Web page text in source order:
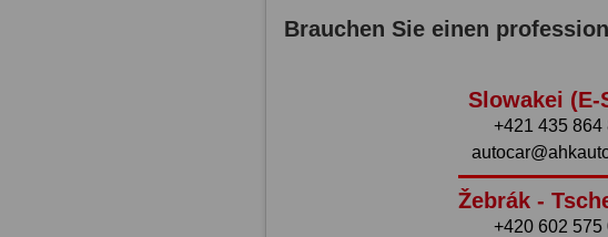
Brauchen Sie einen
Slowakei (E-
+421 435 864
Žebrák -
+420 602 575